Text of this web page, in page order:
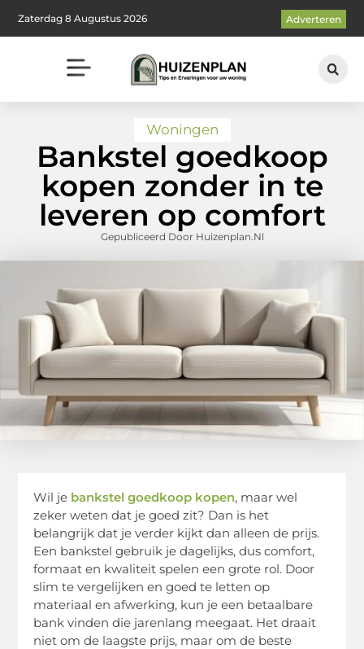
Zaterdag 8 Augustus 2026 Adverteren
Woningen
Bankstel goedkoop
kopen zonder in te
leveren op comfort
Gepubliceerd Door Huizenplan.nl
Wil je bankstel goedkoop kopen, maar wel
zeker weten dat je goed zit? Dan is het
belangrijk dat je verder kijkt dan alleen de prijs.
Een bankstel gebruik je dagelijks, dus comfort,
formaat en kwaliteit spelen een grote rol. Door
slim te vergelijken en goed te letten op
materiaal en afwerking, kun je een betaalbare
bank vinden die jarenlang meegaat. Het draait
niet om de laagste prijs, maar om de beste